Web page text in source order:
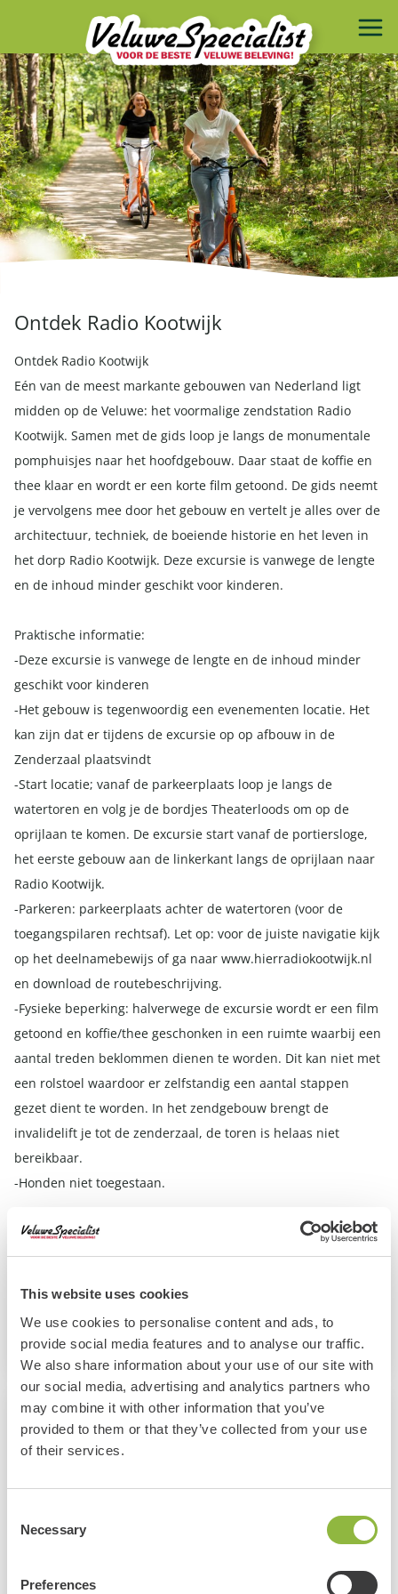
This website uses cookies
We use cookies to personalise content and ads, to
provide social media features and to analyse our traffic.
We also share information about your use of our site with
our social media, advertising and analytics partners who
may combine it with other information that you’ve
provided to them or that they’ve collected from your use
of their services.
Selection
Necessary
Preferences
Ontdek Radio Kootwijk
Ontdek Radio Kootwijk
Eén van de meest markante gebouwen van Nederland ligt
midden op de Veluwe: het voormalige zendstation Radio
Kootwijk. Samen met de gids loop je langs de monumentale
pomphuisjes naar het hoofdgebouw. Daar staat de koffie en
thee klaar en wordt er een korte film getoond. De gids neemt
je vervolgens mee door het gebouw en vertelt je alles over de
architectuur, techniek, de boeiende historie en het leven in
het dorp Radio Kootwijk. Deze excursie is vanwege de lengte
en de inhoud minder geschikt voor kinderen.
Praktische informatie:
-Deze excursie is vanwege de lengte en de inhoud minder
geschikt voor kinderen
-Het gebouw is tegenwoordig een evenementen locatie. Het
kan zijn dat er tijdens de excursie op op afbouw in de
Zenderzaal plaatsvindt
-Start locatie; vanaf de parkeerplaats loop je langs de
watertoren en volg je de bordjes Theaterloods om op de
oprijlaan te komen. De excursie start vanaf de portiersloge,
het eerste gebouw aan de linkerkant langs de oprijlaan naar
Radio Kootwijk.
-Parkeren: parkeerplaats achter de watertoren (voor de
toegangspilaren rechtsaf). Let op: voor de juiste navigatie kijk
op het deelnamebewijs of ga naar www.hierradiokootwijk.nl
en download de routebeschrijving.
-Fysieke beperking: halverwege de excursie wordt er een film
getoond en koffie/thee geschonken in een ruimte waarbij een
aantal treden beklommen dienen te worden. Dit kan niet met
een rolstoel waardoor er zelfstandig een aantal stappen
gezet dient te worden. In het zendgebouw brengt de
invalidelift je tot de zenderzaal, de toren is helaas niet
bereikbaar.
-Honden niet toegestaan.
Helaas!
Alle evenementen
Informatie
21 Juni 2025